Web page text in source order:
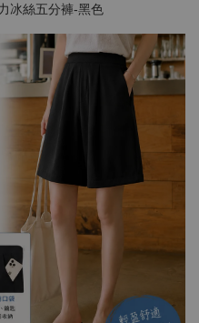
冰絲五分褲-黑色